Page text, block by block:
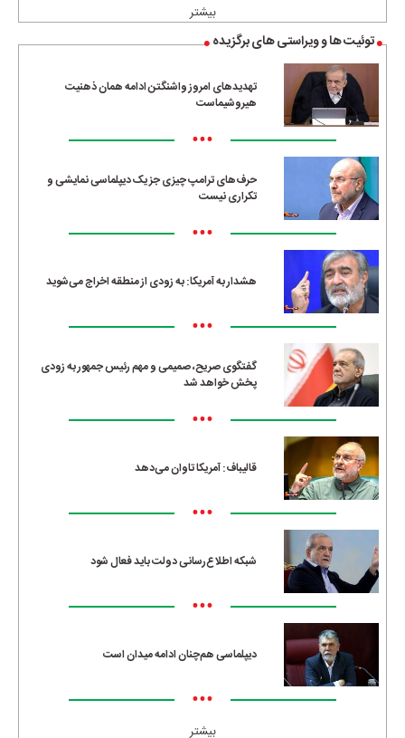
بیشتر
توئیت ها و ویراستی های برگزیده
تهدیدهای امروز واشنگتن ادامه همان ذهنیت
هیروشیماست
•••
حرف‌های ترامپ چیزی جز یک دیپلماسی نمایشی و
تکراری نیست
•••
هشدار به آمریکا: به زودی از منطقه اخراج می‌شوید
•••
گفتگوی صریح، صمیمی و مهم رئیس جمهور به زودی
پخش خواهد شد
•••
قالیباف: آمریکا تاوان می‌دهد
•••
شبکه اطلاع‌رسانی دولت باید فعال شود
•••
دیپلماسی هم‌چنان ادامه میدان است
•••
بیشتر